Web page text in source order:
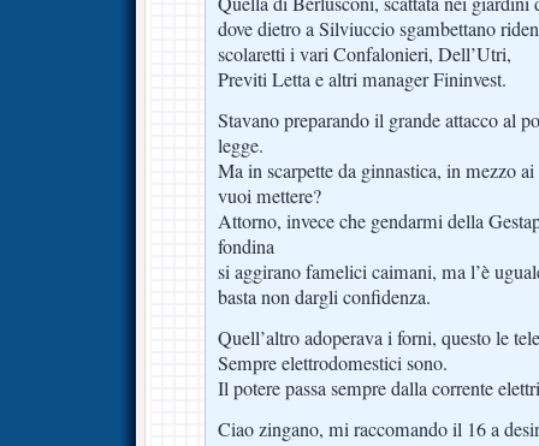
dove dietro a Silviuccio sgambettano
scolaretti i vari Confalonieri, Dell’Utri,
Previti Letta e altri manager Fininvest.
Stavano preparando il grande attacco al
legge.
Ma in scarpette da ginnastica, in mezzo
vuoi mettere?
Attorno, invece che gendarmi della
fondina
si aggirano famelici caimani, ma l’è
basta non dargli confidenza.
Quell’altro adoperava i forni, questo le
Sempre elettrodomestici sono.
Il potere passa sempre dalla corrente
Ciao zingano, mi raccomando il 16 a